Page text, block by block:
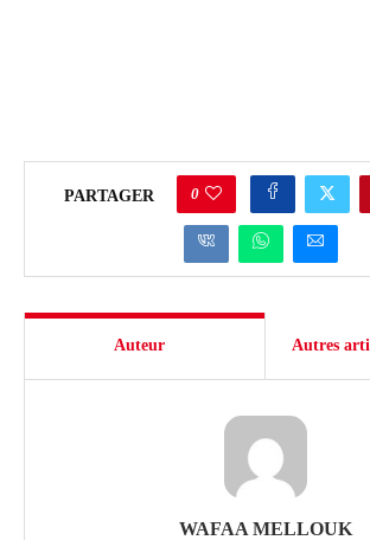
PARTAGER 0
Auteur Autres
WAFAA MELLOUK